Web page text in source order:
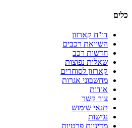
כלים
דו"ח קארזון
השוואת רכבים
חדשות רכב
שאלות נפוצות
קארזון לסוחרים
מחשבוני אגרות
אודות
צור קשר
תנאי שימוש
נגישות
מדיניות פרטיות